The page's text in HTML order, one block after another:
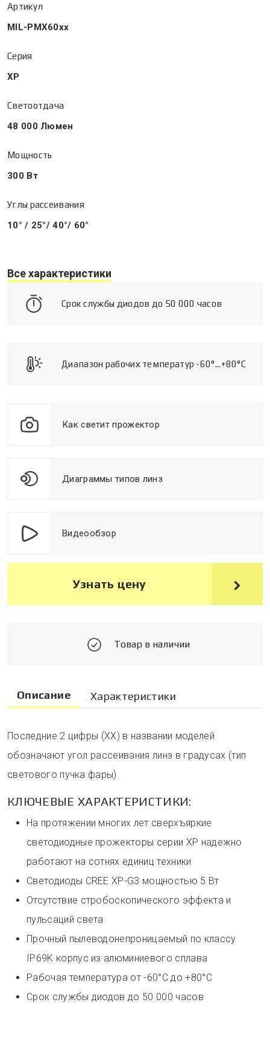
Артикул
MIL-PMX60xx
Серия
XP
Светоотдача
48 000 Люмен
Мощность
300 Вт
Углы рассеивания
10° / 25°/ 40°/ 60°
Все характеристики
Срок службы диодов до 50 000 часов
Диапазон рабочих температур -60°...+80°C
Как светит прожектор
Диаграммы типов линз
Видеообзор
Узнать цену
Товар в наличии
Описание Характеристики
Последние 2 цифры (XX) в названии моделей
обозначают угол рассеивания линз в градусах (тип
светового пучка фары).
КЛЮЧЕВЫЕ ХАРАКТЕРИСТИКИ:
На протяжении многих лет сверхъяркие
светодиодные прожекторы серии ХР надежно
работают на сотнях единиц техники
Светодиоды CREE XP-G3 мощностью 5 Вт
Отсутствие стробоскопического эффекта и
пульсаций света
Прочный пылеводонепроницаемый по классу
IP69K корпус из алюминиевого сплава
Рабочая температура от -60°C до +80°С
Срок службы диодов до 50 000 часов